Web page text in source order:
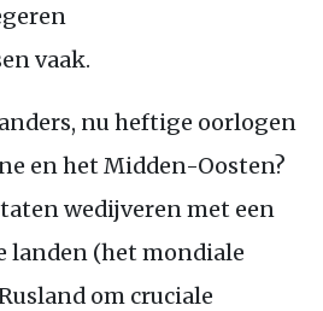
vaak.
nu heftige oorlogen
en het Midden-Oosten?
wedijveren met een
landen (het mondiale
om cruciale